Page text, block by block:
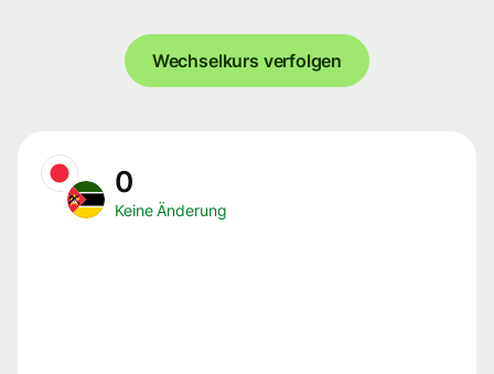
Wechselkurs verfolgen
0
Keine Änderung